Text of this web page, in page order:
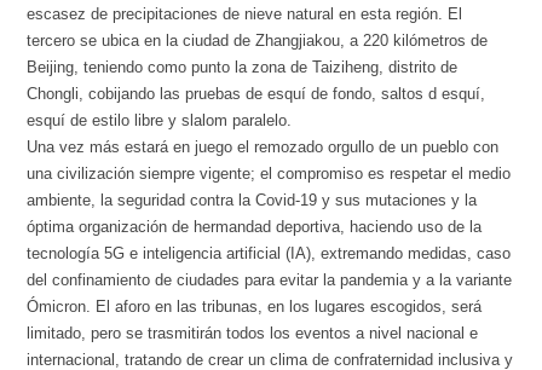
escasez de precipitaciones de nieve natural en esta región. El
tercero se ubica en la ciudad de Zhangjiakou, a 220 kilómetros de
Beijing, teniendo como punto la zona de Taiziheng, distrito de
Chongli, cobijando las pruebas de esquí de fondo, saltos d esquí,
esquí de estilo libre y slalom paralelo.
Una vez más estará en juego el remozado orgullo de un pueblo con
una civilización siempre vigente; el compromiso es respetar el medio
ambiente, la seguridad contra la Covid-19 y sus mutaciones y la
óptima organización de hermandad deportiva, haciendo uso de la
tecnología 5G e inteligencia artificial (IA), extremando medidas, caso
del confinamiento de ciudades para evitar la pandemia y a la variante
Ómicron. El aforo en las tribunas, en los lugares escogidos, será
limitado, pero se trasmitirán todos los eventos a nivel nacional e
internacional, tratando de crear un clima de confraternidad inclusiva y